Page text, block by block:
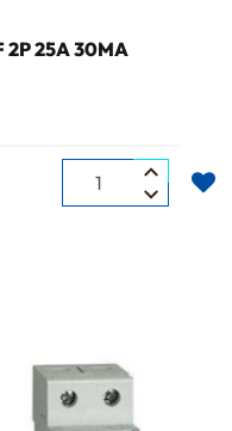
2P 25A 30MA